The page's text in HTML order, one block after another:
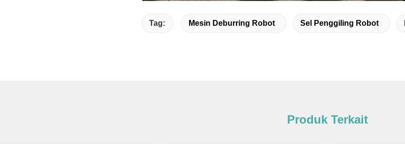
Tag: Mesin Deburring Robot Sel Penggiling Robot
Produk Terkait